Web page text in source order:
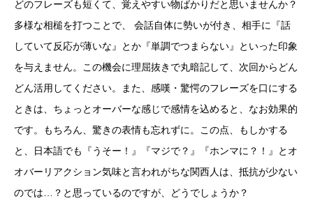
どのフレーズも短くて、覚えやすい物ばかりだと思いませんか？
多様な相槌を打つことで、 会話自体に勢いが付き、相手に『話
していて反応が薄いな』とか『単調でつまらない』といった印象
を与えません。この機会に理屈抜きで丸暗記して、次回からどん
どん活用してください。また、感嘆・驚愕のフレーズを口にする
ときは、ちょっとオーバーな感じで感情を込めると、なお効果的
です。もちろん、驚きの表情も忘れずに。この点、もしかする
と、日本語でも『うそー！』『マジで？』『ホンマに？！』とオ
オバーリアクション気味と言われがちな関西人は、抵抗が少ない
のでは…？と思っているのですが、どうでしょうか？